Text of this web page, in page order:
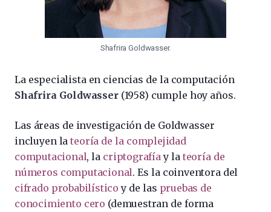
Shafrira Goldwasser.
La especialista en ciencias de la computación
Shafrira Goldwasser(1958) cumple hoy años.
Las áreas de investigación de Goldwasser
incluyen lateoría de la complejidad
computacional, la criptografía y la teoría de
números computacional. Es la coinventora del
cifrado probabilístico y de las pruebas de
conocimiento cero (demuestran de forma